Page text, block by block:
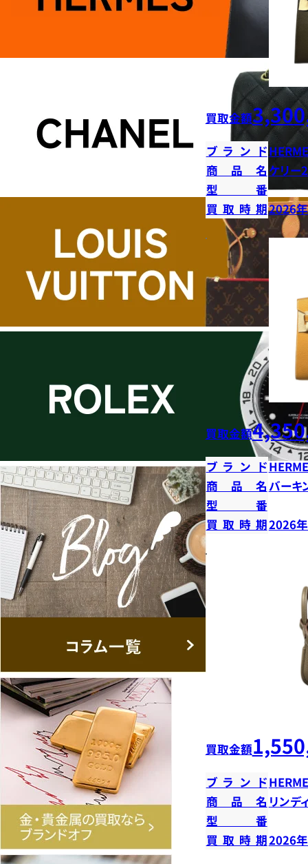
買取金額
ブランド
商品名 ケリー
型番
買取時期2026
買取金額
ブランド
商品名 バーキ
型番
買取時期2026
買取金額
ブランド
商品名 リンデ
型番
買取時期2026